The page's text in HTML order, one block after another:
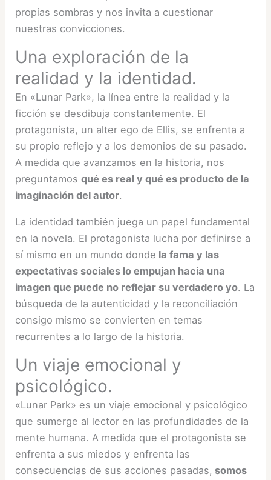
propias sombras y nos invita a cuestionar
nuestras convicciones.
Una exploración de la
realidad y la identidad.
En «Lunar Park», la línea entre la realidad y la
ficción se desdibuja constantemente. El
protagonista, un alter ego de Ellis, se enfrenta a
su propio reflejo y a los demonios de su pasado.
A medida que avanzamos en la historia, nos
preguntamosqué es real y qué es producto de la
imaginación del autor.
La identidad también juega un papel fundamental
en la novela. El protagonista lucha por definirse a
sí mismo en un mundo donde la fama y las
expectativas sociales lo empujan hacia una
imagen que puede no reflejar su verdadero yo. La
búsqueda de la autenticidad y la reconciliación
consigo mismo se convierten en temas
recurrentes a lo largo de la historia.
Un viaje emocional y
psicológico.
«Lunar Park» es un viaje emocional y psicológico
que sumerge al lector en las profundidades de la
mente humana. A medida que el protagonista se
enfrenta a sus miedos y enfrenta las
consecuencias de sus acciones pasadas, somos